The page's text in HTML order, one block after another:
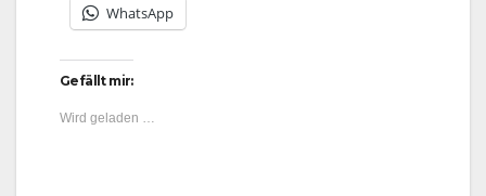
WhatsApp
Gefällt mir:
Wird geladen …